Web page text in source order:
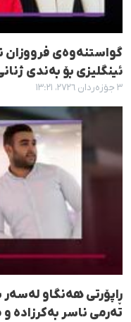
گواستنەوەی فرووزان
ئینگلیزی بۆ بەندی
٣ جۆزەردان ٢٧٢٦، ١٣:٢١
ڕاپۆرتی هەنگاو
تەرمی ناسر بەکرزادە و